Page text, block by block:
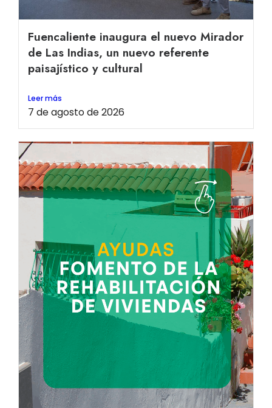
Fuencaliente inaugura el nuevo Mirador
de Las Indias, un nuevo referente
paisajístico y cultural
Leer más
7 de agosto de 2026